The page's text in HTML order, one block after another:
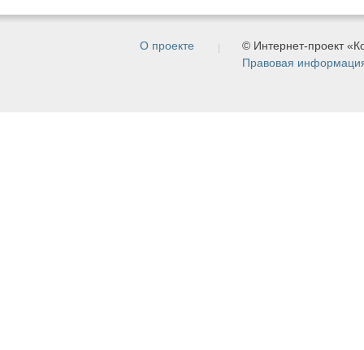
О проекте
© Интернет-проект
Правовая